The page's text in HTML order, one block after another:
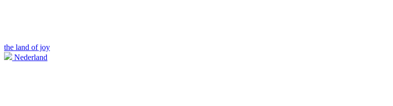
the land of joy
Nederland